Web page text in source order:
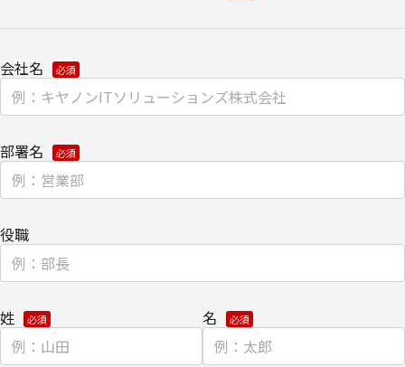
場合があります。取得可能なアクセス履歴は、メールに設定したリ
ンク先ページ、および当社と当社のグループ会社が運営・開設する
ウェブページ内に限られます。アクセス履歴は、市場分析、およ
ウェブサイトにおける、お客さまアクセス情報の取り扱いについ
て。
の収集
【第三者提供に関して】
当社はご提供いただきました個人情報を安全に管理し、以下の場合
を除き、ご本人の同意なく第三者に開示・提供しません。
会社名
部署名
役職
姓 名